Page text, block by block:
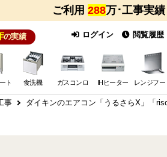
ご利用 288万･工事実績
の実績 ログイン 閲覧履歴
ト 食洗機 ガスコンロ IHヒーター レンジフー
事 ダイキンのエアコン「うるさらX」「